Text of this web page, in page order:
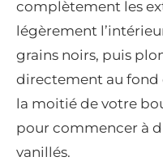
complètement les
légèrement
grains noirs, puis
directement au fond
la moitié de votre
pour commencer à
vanillés.